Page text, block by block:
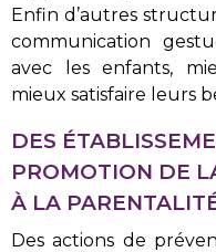
Enfin d’autres
communication
avec les enfants,
mieux satisfaire leurs
DES
PROMOTION DE
À LA
Des actions de